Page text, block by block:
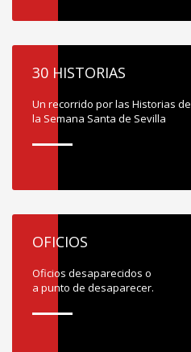
30 HISTORIAS
Un recorrido por las Historias de
la Semana Santa de Sevilla
OFICIOS
Oficios desaparecidos o
a punto de desaparecer.